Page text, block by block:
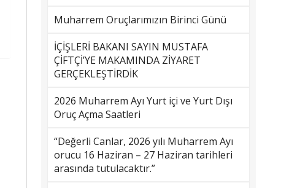
Muharrem Oruçlarımızın Birinci Günü
İÇİŞLERİ BAKANI SAYIN MUSTAFA
ÇİFTÇİ’YE MAKAMINDA ZİYARET
GERÇEKLEŞTİRDİK
2026 Muharrem Ayı Yurt içi ve Yurt Dışı
Oruç Açma Saatleri
“Değerli Canlar, 2026 yılı Muharrem Ayı
orucu 16 Haziran – 27 Haziran tarihleri
arasında tutulacaktır.”